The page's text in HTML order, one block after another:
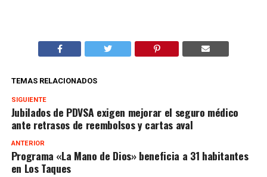
TEMAS RELACIONADOS
SIGUIENTE
Jubilados de PDVSA exigen mejorar el seguro médico
ante retrasos de reembolsos y cartas aval
ANTERIOR
Programa «La Mano de Dios» beneficia a 31 habitantes
en Los Taques